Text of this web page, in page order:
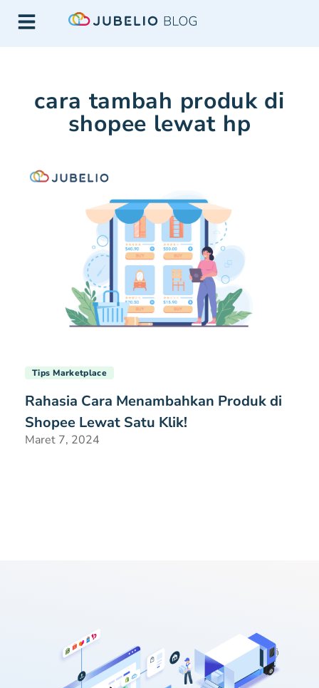
cara tambah produk di
shopee lewat hp
Tips Marketplace
Rahasia Cara Menambahkan Produk di
Shopee Lewat Satu Klik!
Maret 7, 2024